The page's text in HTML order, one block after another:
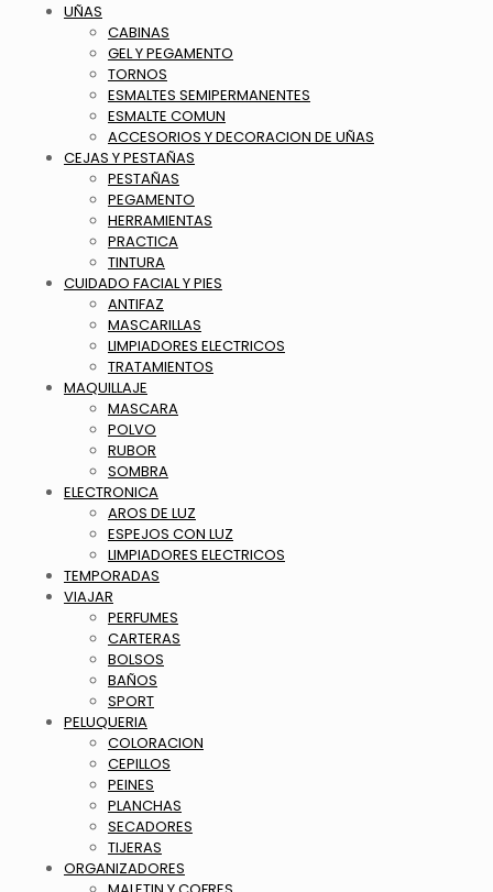
UÑAS
CABINAS
GEL Y PEGAMENTO
TORNOS
ESMALTES SEMIPERMANENTES
ESMALTE COMUN
ACCESORIOS Y DECORACION DE UÑAS
CEJAS Y PESTAÑAS
PESTAÑAS
PEGAMENTO
HERRAMIENTAS
PRACTICA
TINTURA
CUIDADO FACIAL Y PIES
ANTIFAZ
MASCARILLAS
LIMPIADORES ELECTRICOS
TRATAMIENTOS
MAQUILLAJE
MASCARA
POLVO
RUBOR
SOMBRA
ELECTRONICA
AROS DE LUZ
ESPEJOS CON LUZ
LIMPIADORES ELECTRICOS
TEMPORADAS
VIAJAR
PERFUMES
CARTERAS
BOLSOS
BAÑOS
SPORT
PELUQUERIA
COLORACION
CEPILLOS
PEINES
PLANCHAS
SECADORES
TIJERAS
ORGANIZADORES